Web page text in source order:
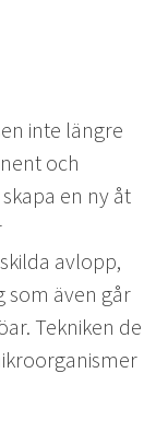
inte längre
och
en ny åt
avlopp,
som även går
Tekniken de